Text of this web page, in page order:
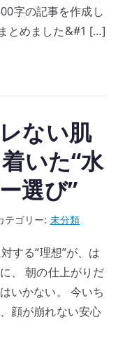
字の記事を作成し
とめました&#1 […]
ない肌
いた“水
選び”
テゴリー: 未分類
する“理想”が、は
、 朝の仕上がりだ
いかない。 今いち
顔が崩れない安心